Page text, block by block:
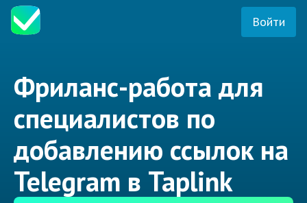
Войти
Фриланс-работа для
специалистов по
добавлению ссылок на
Telegram в Taplink